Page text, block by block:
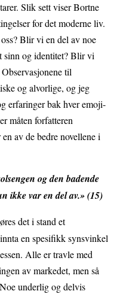
Slik sett viser Bortne
for det moderne liv.
Blir vi en del av noe
sinn og identitet? Blir vi
til
og alvorlige, og jeg
erfaringer bak hver emoji-
måten forfatteren
av de bedre novellene i
og den badende
ikke var en del av.» (15)
det i stand et
en spesifikk synsvinkel
Alle er travle med
av markedet, men så
underlig og delvis